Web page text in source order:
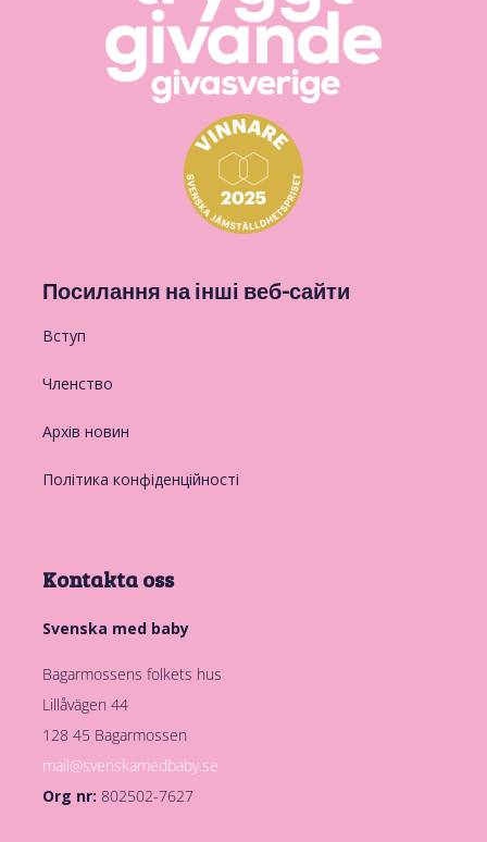
Посилання на інші веб-сайти
Вступ
Членство
Архів новин
Політика конфіденційності
Kontakta oss
Svenska med baby
Bagarmossens folkets hus
Lillåvägen 44
128 45 Bagarmossen
mail@svenskamedbaby.se
Org nr: 802502-7627